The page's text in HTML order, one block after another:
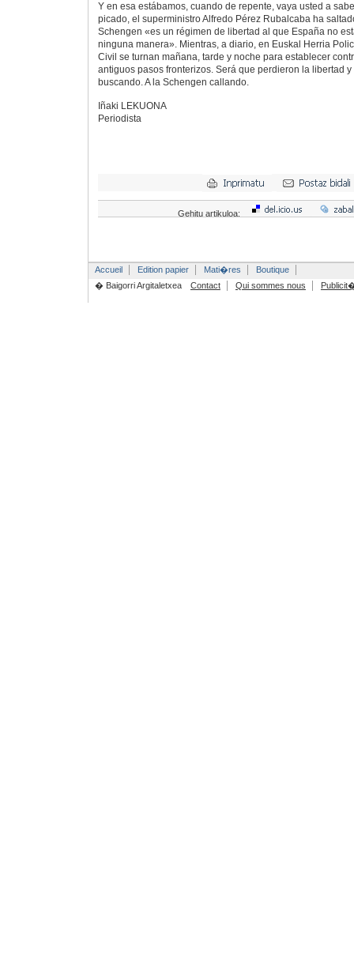
Y en esa estábamos, cuando de repente, vaya usted a
picado, el superministro Alfredo Pérez Rubalcaba ha
Schengen «es un régimen de libertad al que España no
ninguna manera». Mientras, a diario, en Euskal Herria
Civil se turnan mañana, tarde y noche para establecer
antiguos pasos fronterizos. Será que perdieron la libertad
buscando. A la Schengen callando.
Iñaki LEKUONA
Periodista
Gehitu artikuloa:
Accueil Edition papier Mati�res
Boutique
� Baigorri Argitaletxea
Contact Qui sommes nous